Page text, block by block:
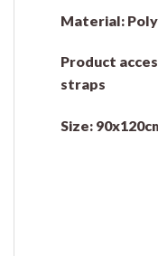
Material:
Product
straps
Size: